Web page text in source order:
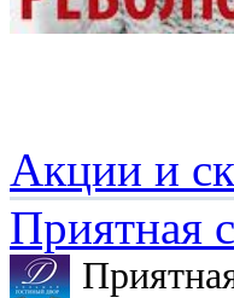
Акции и
Приятная